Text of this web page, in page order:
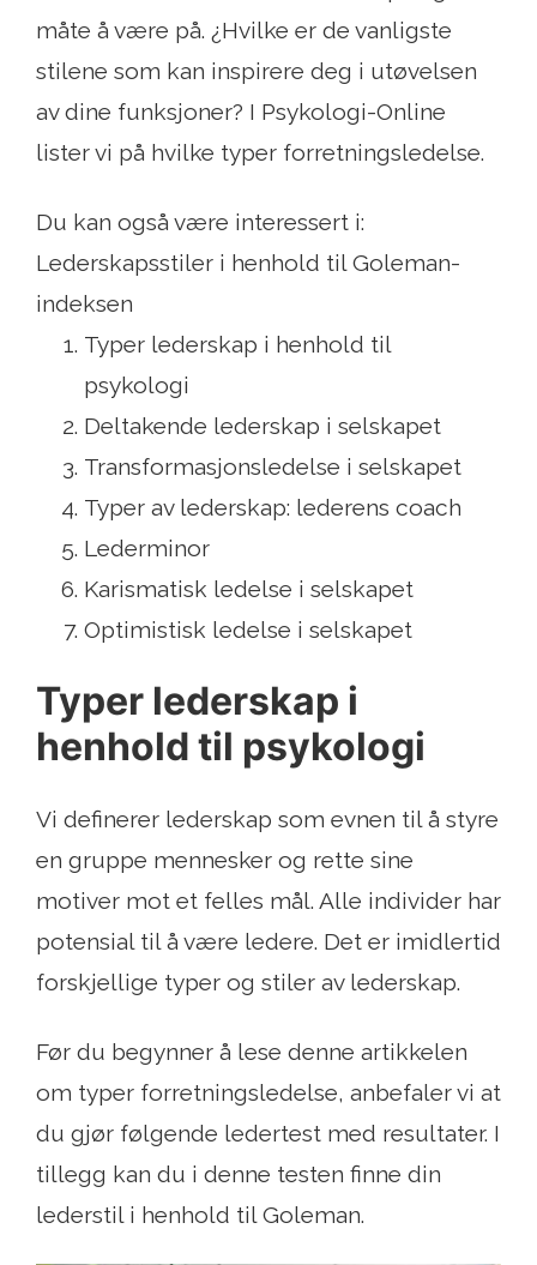
måte å være på. ¿Hvilke er de vanligste
stilene som kan inspirere deg i utøvelsen
av dine funksjoner? I Psykologi-Online
lister vi på hvilke typer forretningsledelse.
Du kan også være interessert i:
Lederskapsstiler i henhold til Goleman-
indeksen
Typer lederskap i henhold til
psykologi
Deltakende lederskap i selskapet
Transformasjonsledelse i selskapet
Typer av lederskap: lederens coach
Lederminor
Karismatisk ledelse i selskapet
Optimistisk ledelse i selskapet
Typer lederskap i
henhold til psykologi
Vi definerer lederskap som evnen til å styre
en gruppe mennesker og rette sine
motiver mot et felles mål. Alle individer har
potensial til å være ledere. Det er imidlertid
forskjellige typer og stiler av lederskap.
Før du begynner å lese denne artikkelen
om typer forretningsledelse, anbefaler vi at
du gjør følgende ledertest med resultater. I
tillegg kan du i denne testen finne din
lederstil i henhold til Goleman.